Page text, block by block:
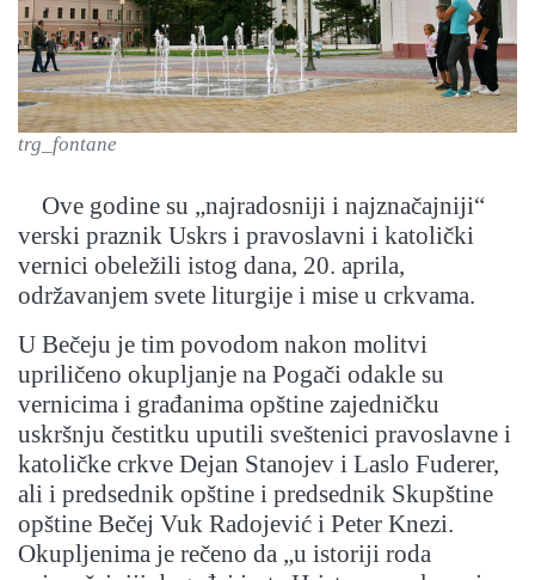
trg_fontane
Ove godine su „najradosniji i najznačajniji“
verski praznik Uskrs i pravoslavni i katolički
vernici obeležili istog dana, 20. aprila,
održavanjem svete liturgije i mise u crkvama.
U Bečeju je tim povodom nakon molitvi
upriličeno okupljanje na Pogači odakle su
vernicima i građanima opštine zajedničku
uskršnju čestitku uputili sveštenici pravoslavne i
katoličke crkve Dejan Stanojev i Laslo Fuderer,
ali i predsednik opštine i predsednik Skupštine
opštine Bečej Vuk Radojević i Peter Knezi.
Okupljenima je rečeno da „u istoriji roda